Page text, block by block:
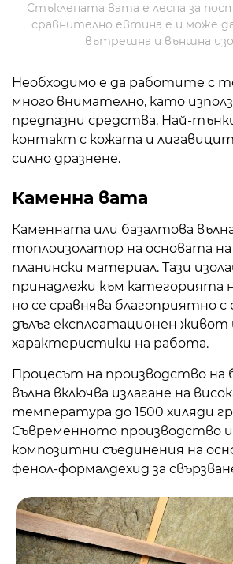
Стъклената вата е лесна за
сравнително евтина е и може да
вътрешна и външна
Необходимо е да работите с
много внимателно, като
предпазни средства. Най-
контакт с кожата и
силно дразнене.
Каменна вата
Каменната или базалтова
топлоизолатор на основата
планински материал. Тази
принадлежи към категорията
но се сравнява благоприятно
дълъг експлоатационен живот
характеристики на работа.
Процесът на производство на
вълна включва излагане на
температура до 1500 хиляди
Съвременното производство
композитни съединения на
фенол-формалдехид за